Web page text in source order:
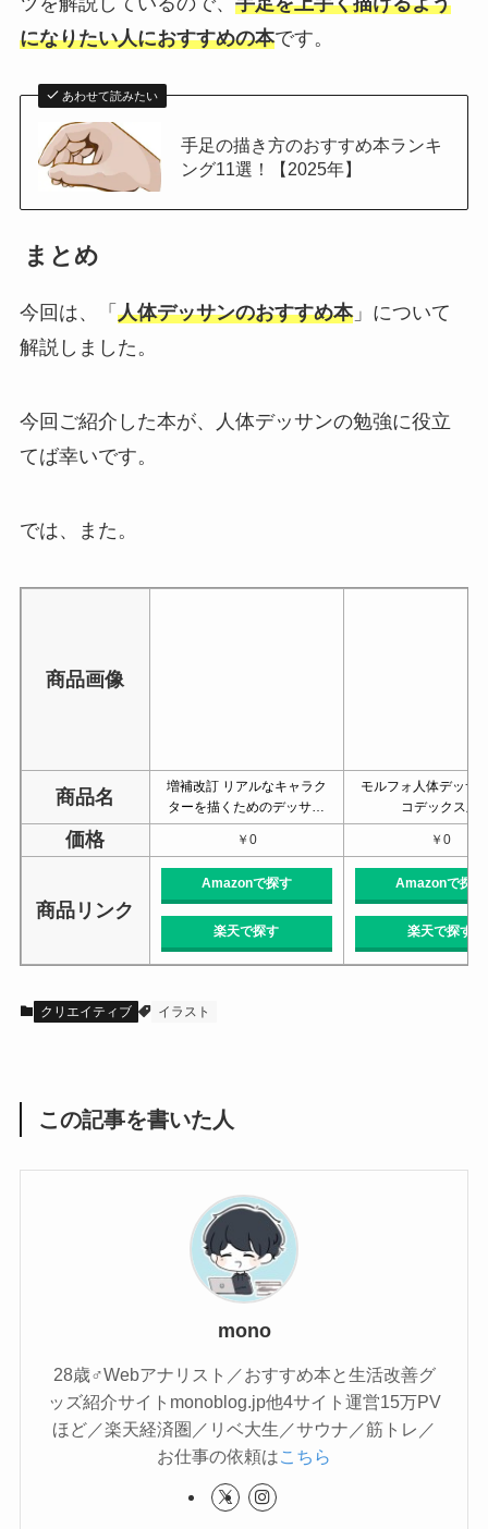
になりたい人におすすめの本です。
あわせて読みたい
手足の描き方のおすすめ本ランキ
ング11選！【2025年】
まとめ
今回は、「 人体デッサンのおすすめ本」について
解説しました。
今回ご紹介した本が、人体デッサンの勉強に役立
てば幸いです。
では、また。
商品画像
商品名
増補改訂 リアルなキャラク
ターを描くためのデッサ…
モルフォ人体デッサ
コデックス版
価格 ￥0 ￥0
商品リンク
Amazonで探す
楽天で探す
Amazonで探す
楽天で探す
クリエイティブ イラスト
この記事を書いた人
mono
28歳♂Webアナリスト／おすすめ本と生活改善グ
ッズ紹介サイトmonoblog.jp他4サイト運営15万PV
ほど／楽天経済圏／リベ大生／サウナ／筋トレ／
お仕事の依頼は こちら